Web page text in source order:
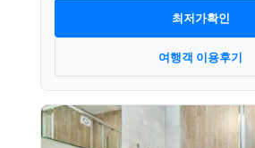
최저가확인
여행객 이용후기